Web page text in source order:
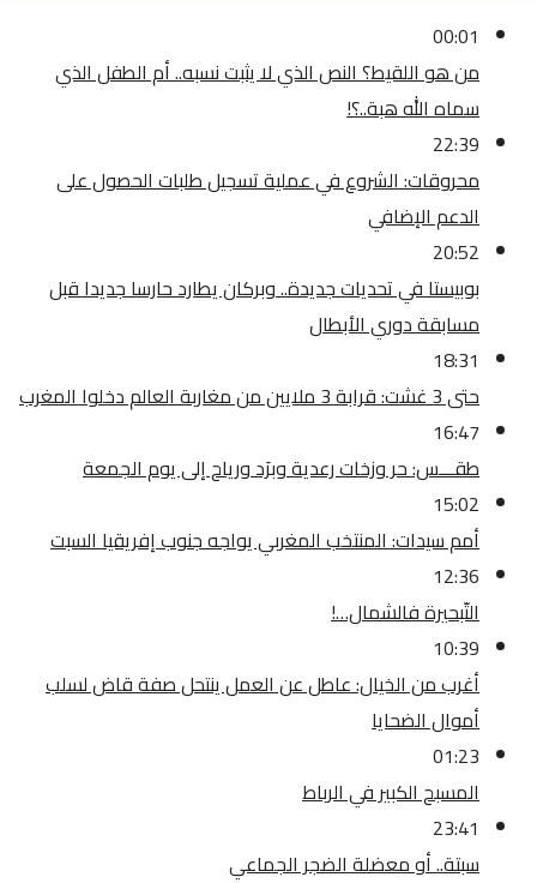
00:01
من هو اللقيط؟ النص الذي لا يثبت نسبه.. أم الطفل الذي
سماه الله هبة..؟!
22:39
محروقات: الشروع في عملية تسجيل طلبات الحصول على
الدعم الإضافي
20:52
بوبيستا في تحديات جديدة.. وبركان يطارد حارسا جديدا قبل
مسابقة دوري الأبطال
18:31
حتى 3 غشت: قرابة 3 ملايين من مغاربة العالم دخلوا المغرب
16:47
طقـــس: حر وزخات رعدية وبرَد ورياح إلى يوم الجمعة
15:02
أمم سيدات: المنتخب المغربي يواجه جنوب إفريقيا السبت
12:36
التّبحيرة فالشمال…!
10:39
أغرب من الخيال: عاطل عن العمل ينتحل صفة قاض لسلب
أموال الضحايا
01:23
المسبح الكبير في الرباط
23:41
سبتة.. أو معضلة الضجر الجماعي